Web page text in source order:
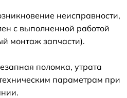
неисправности,
с выполненной работой
монтаж запчасти).
поломка, утрата
параметрам при